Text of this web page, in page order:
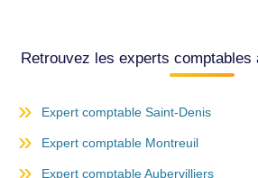
Retrouvez les experts comptables
Expert comptable Saint-Denis
Expert comptable Montreuil
Expert comptable Aubervilliers